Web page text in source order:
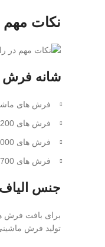
نکات مهم
شانه فرش
فرش های ماشینی 1500 شانه ضخامت کمتری دارند و برای فضاهای کم رفت و آمد مانند سالن های
فرش های 1200 شانه ارتفاع خاب کمتری دارند و برای جاهایی که نشست و برخاست روی مبل است، پیشنهاد می شود.
فرش های 1000 شانه ظرافت و تراکم بافت بالایی دارد و در مقایسه با فرش های 1200 و 1500 شانه خاب بیشتری دارد.
فرش های 700 شانه قیمت مناسب تری دارد و برای استفاده در منازل و مکان هایی که رفت و آمد بیشتر است مانند اتاق خواب، نشیمن و پذیرایی مناسب است.
جنس الیاف
برای بافت فرش
تولید فرش